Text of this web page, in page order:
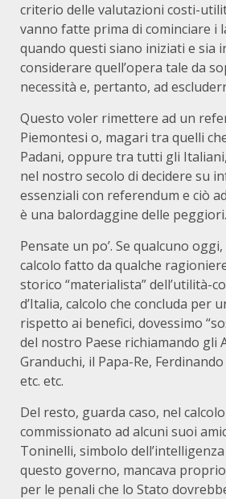
criterio delle valutazioni costi-
vanno fatte prima di cominciare i
quando questi siano iniziati e sia
considerare quell’opera tale da
necessità e, pertanto, ad
Questo voler rimettere ad un
Piemontesi o, magari tra quelli
Padani, oppure tra tutti gli
nel nostro secolo di decidere su
essenziali con referendum e ciò
è una balordaggine delle peggiori.
Pensate un po’. Se qualcuno
calcolo fatto da qualche
storico “materialista” dell’utilità-
d’Italia, calcolo che concluda per
rispetto ai benefici, dovessimo
del nostro Paese richiamando gli
Granduchi, il Papa-Re,
etc. etc.
Del resto, guarda caso, nel
commissionato ad alcuni suoi
Toninelli, simbolo
questo governo, mancava
per le penali che lo Stato